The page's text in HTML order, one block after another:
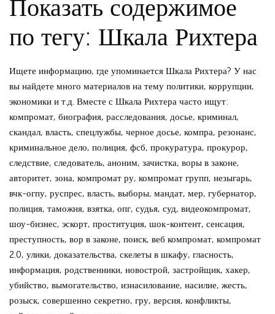
Показать содержимое
по тегу: Шкала Рихтера
Ищете информацию, где упоминается Шкала Рихтера? У нас
вы найдете много материалов на тему политики, коррупции,
экономики и т.д. Вместе с Шкала Рихтера часто ищут:
компромат, биография, расследования, досье, криминал,
скандал, власть, спецлужбы, черное досье, компра, резонанс,
криминальное дело, полиция, фсб, прокуратура, прокурор,
следствие, следователь, аноним, зачистка, воры в законе,
авторитет, зона, компромат ру, компромат групп, незыгарь,
вчк-огпу, руспрес, власть, выборы, мандат, мер, губернатор,
полиция, таможня, взятка, опг, судья, суд, видеокомпромат,
шоу-бизнес, эскорт, проституция, шок-контент, сенсация,
преступность, вор в законе, поиск, веб компромат, компромат
2.0, улики, доказательства, скелеты в шкафу, гласность,
информация, родственники, новострой, застройщик, хакер,
убийство, вымогательство, изнасилование, насилие, жесть,
розыск, совершенно секретно, гру, версия, конфликты,